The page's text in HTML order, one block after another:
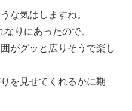
な気はしますね。
りにあったので、
がグッと広りそうで楽し
を見せてくれるかに期